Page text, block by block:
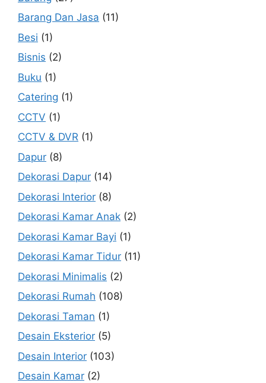
Barang Dan Jasa (11)
Besi (1)
Bisnis (2)
Buku (1)
Catering (1)
CCTV (1)
CCTV & DVR (1)
Dapur (8)
Dekorasi Dapur (14)
Dekorasi Interior (8)
Dekorasi Kamar Anak (2)
Dekorasi Kamar Bayi (1)
Dekorasi Kamar Tidur (11)
Dekorasi Minimalis (2)
Dekorasi Rumah (108)
Dekorasi Taman (1)
Desain Eksterior (5)
Desain Interior (103)
Desain Kamar (2)